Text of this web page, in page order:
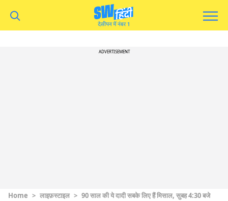
ADVERTISEMENT
Home > लाइफ़स्टाइल > 90 साल की ये दादी सबके लिए हैं मिसाल, सुबह 4:30 बजे